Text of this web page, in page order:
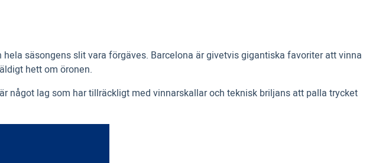
säsongens slit vara förgäves. Barcelona är givetvis gigantiska favoriter att vinna
hett om öronen.
något lag som har tillräckligt med vinnarskallar och teknisk briljans att palla trycket